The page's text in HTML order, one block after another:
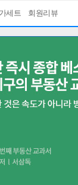
세트 회원리뷰